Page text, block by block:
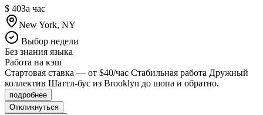
$ 40За час
New York, NY
Выбор недели
Без знания языка
Работа на кэш
Стартовая ставка — от $40/час Стабильная работа Дружный
коллектив Шаттл-бус из Brooklyn до шопа и обратно.
подробнее
Откликнуться